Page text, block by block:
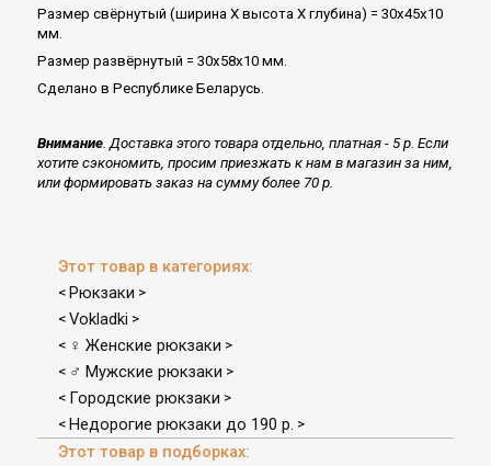
Размер свёрнутый (ширина Х высота Х глубина) = 30x45x10
мм.
Размер развёрнутый = 30x58x10 мм.
Сделано в Республике Беларусь.
Внимание. Доставка этого товара отдельно, платная - 5 р. Если
хотите сэкономить, просим приезжать к нам в магазин за ним,
или формировать заказ на сумму более 70 р.
Этот товар в категориях:
< Рюкзаки >
< Vokladki >
< ♀ Женские рюкзаки >
< ♂ Мужские рюкзаки >
< Городские рюкзаки >
< Недорогие рюкзаки до 190 р. >
Этот товар в подборках: